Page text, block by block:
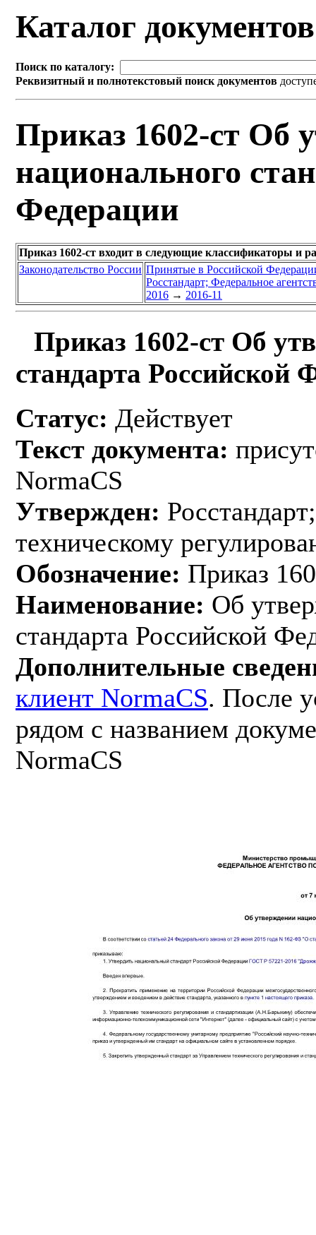
Каталог
Поиск по каталогу:
Реквизитный и полнотекстовый поиск документов
Приказ 1602-ст Об
национального
Федерации
Приказ 1602-ст входит в следующие классификаторы и
Законодательство России Принятые в Российской
Росстандарт; Федеральное
2016 → 2016-11
Приказ 1602-ст Об
стандарта Российской
Статус: Действует
Текст документа:
NormaCS
Утвержден:
техническому
Обозначение: Приказ
Наименование: Об
стандарта Российской
Дополнительные
клиент NormaCS. После
рядом с названием
NormaCS